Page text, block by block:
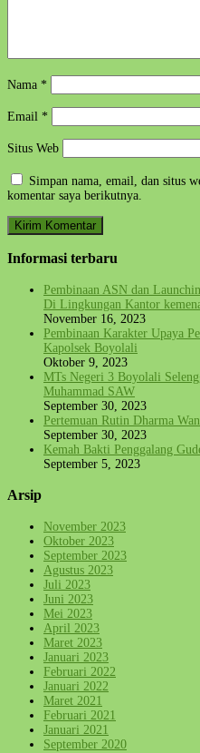
Nama *
Email *
Situs Web
Simpan nama, email, dan situs
komentar saya berikutnya.
Informasi terbaru
Pembinaan ASN dan
Di Lingkungan Kantor
November 16, 2023
Pembinaan Karakter Upaya
Kapolsek Boyolali
Oktober 9, 2023
MTs Negeri 3 Boyolali
Muhammad SAW
September 30, 2023
Pertemuan Rutin Dharma
September 30, 2023
Kemah Bakti Penggalang
September 5, 2023
Arsip
November 2023
Oktober 2023
September 2023
Agustus 2023
Juli 2023
Juni 2023
Mei 2023
April 2023
Maret 2023
Januari 2023
Februari 2022
Januari 2022
Maret 2021
Februari 2021
Januari 2021
September 2020